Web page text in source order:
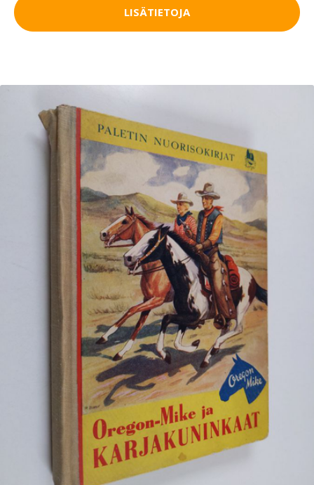
LISÄTIETOJA